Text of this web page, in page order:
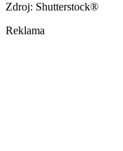
Zdroj: Shutterstock®
Reklama